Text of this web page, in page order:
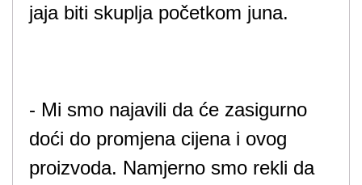
jaja biti skuplja početkom juna.
- Mi smo najavili da će zasigurno
doći do promjena cijena i ovog
proizvoda. Namjerno smo rekli da